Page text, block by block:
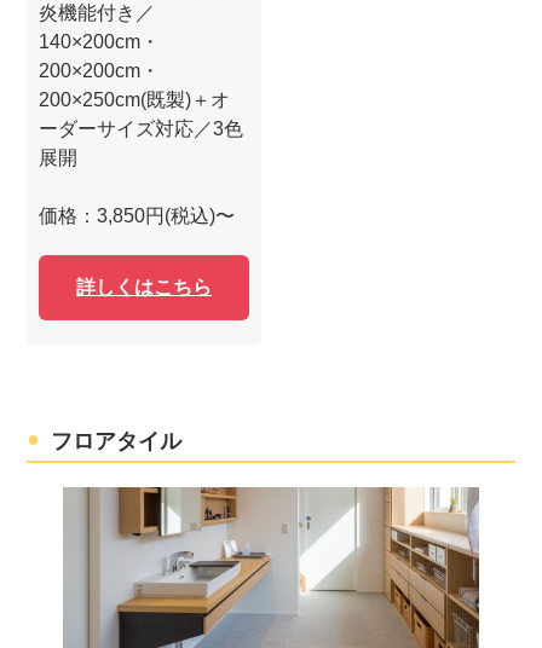
炎機能付き／
140×200cm・
200×200cm・
200×250cm(既製)＋オ
ーダーサイズ対応／3色
展開
価格：3,850円(税込)〜
詳しくはこちら
フロアタイル